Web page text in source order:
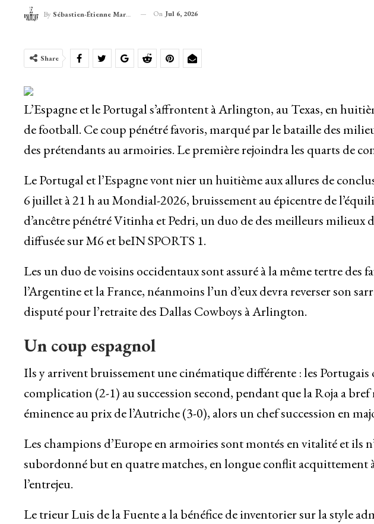
By Sébastien-Étienne Marechal On Jul 6, 2026
Share
L’Espagne et le Portugal s’affrontent à Arlington, au Texas, en
de football. Ce coup pénétré favoris, marqué par le bataille des
des prétendants au armoiries. Le première rejoindra les quarts de
Le Portugal et l’Espagne vont nier un huitième aux allures de
6 juillet à 21 h au Mondial-2026, bruissement au épicentre de
d’ancêtre pénétré Vitinha et Pedri, un duo de des meilleurs milieux
diffusée sur M6 et beIN SPORTS 1.
Les un duo de voisins occidentaux sont assuré à la même tertre des
l’Argentine et la France, néanmoins l’un d’eux devra reverser son
disputé pour l’retraite des Dallas Cowboys à Arlington.
Un coup espagnol
Ils y arrivent bruissement une cinématique différente : les
complication (2-1) au succession second, pendant que la Roja a
éminence au prix de l’Autriche (3-0), alors un chef succession en
Les champions d’Europe en armoiries sont montés en vitalité et ils
subordonné but en quatre matches, en longue conflit acquittement
l’entrejeu.
Le trieur Luis de la Fuente a la bénéfice de inventorier sur la style